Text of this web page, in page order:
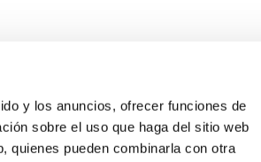
y los anuncios, ofrecer funciones de
sobre el uso que haga del sitio web
quienes pueden combinarla con otra